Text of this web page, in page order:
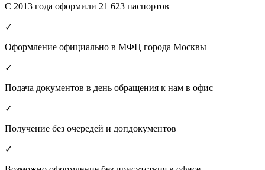
С 2013 года оформили 21 623 паспортов
✓
Оформление официально в МФЦ города Москвы
✓
Подача документов в день обращения к нам в офис
✓
Получение без очередей и допдокументов
✓